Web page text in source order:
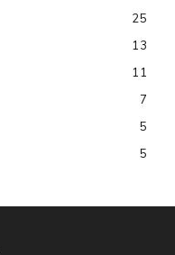
25
13
11
7
5
5